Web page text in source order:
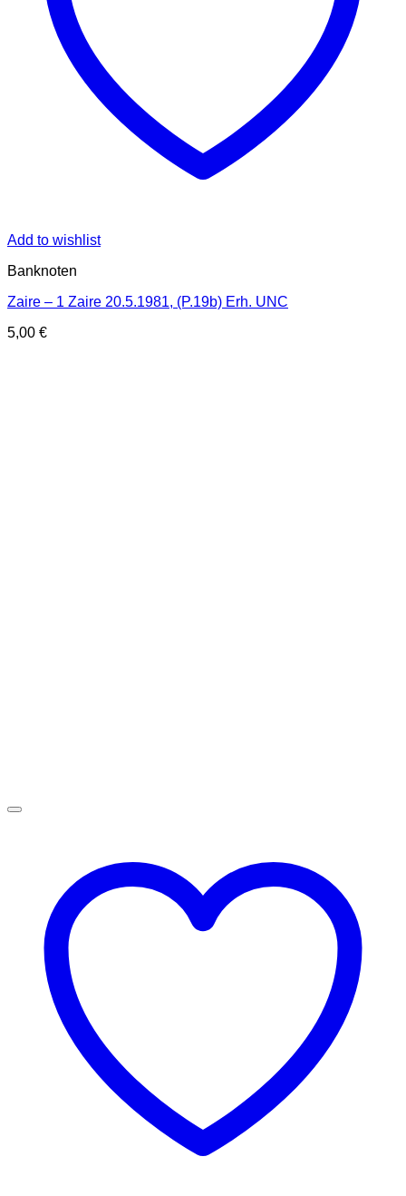
Add to wishlist
Banknoten
Zaire – 1 Zaire 20.5.1981, (P.19b) Erh. UNC
5,00 €